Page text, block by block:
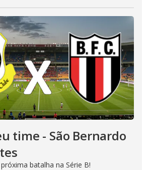
time - São Bernardo
batalha na Série B!